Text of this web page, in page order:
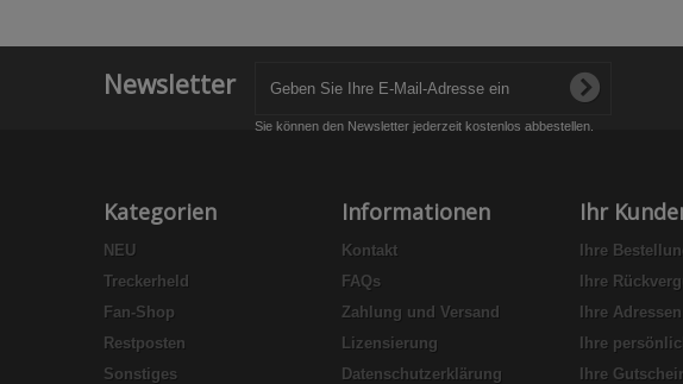
Newsletter
Sie können den Newsletter jederzeit kostenlos abbestellen.
Kategorien
NEU
Treckerheld
Fan-Shop
Restposten
Sonstiges
Informationen
Kontakt
FAQs
Zahlung und Versand
Lizensierung
Datenschutzerklärung
Ihr
Ihre
Ihre
Ihre Adressen
Ihre
Ihre